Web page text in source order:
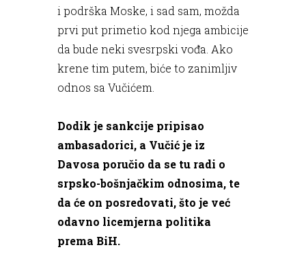
i podrška Moske, i sad sam, možda
prvi put primetio kod njega ambicije
da bude neki svesrpski vođa. Ako
krene tim putem, biće to zanimljiv
odnos sa Vučićem.
Dodik je sankcije pripisao
ambasadorici, a Vučić je iz
Davosa poručio da se tu radi o
srpsko-bošnjačkim odnosima, te
da će on posredovati, što je već
odavno licemjerna politika
prema BiH.